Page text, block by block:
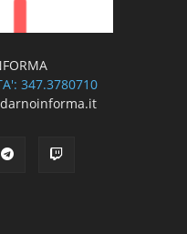
347.3780710